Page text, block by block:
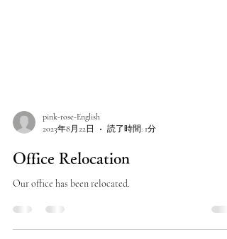
2023年8月22日
読了時間: 1分
Office Relocation